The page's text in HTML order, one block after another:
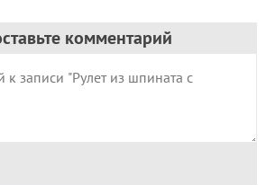
комментарий